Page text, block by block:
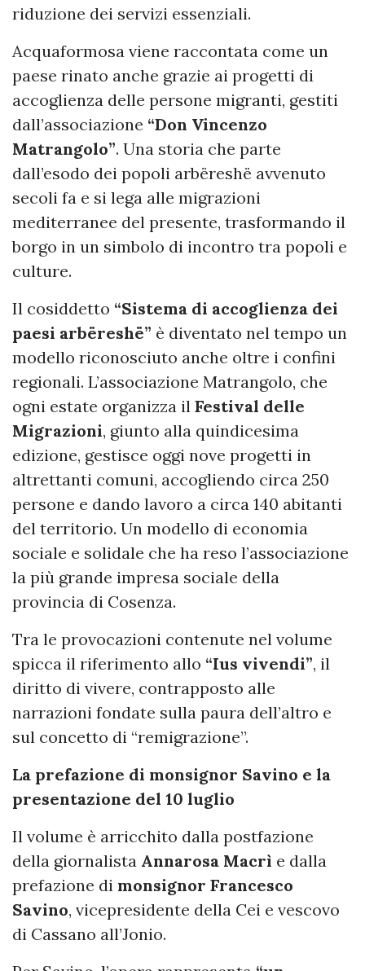
riduzione dei servizi essenziali.
Acquaformosa viene raccontata come un
paese rinato anche grazie ai progetti di
accoglienza delle persone migranti, gestiti
dall’associazione “Don Vincenzo
Matrangolo”. Una storia che parte
dall’esodo dei popoli arbëreshë avvenuto
secoli fa e si lega alle migrazioni
mediterranee del presente, trasformando il
borgo in un simbolo di incontro tra popoli e
culture.
Il cosiddetto “Sistema di accoglienza dei
paesi arbëreshë” è diventato nel tempo un
modello riconosciuto anche oltre i confini
regionali. L’associazione Matrangolo, che
ogni estate organizza il Festival delle
Migrazioni, giunto alla quindicesima
edizione, gestisce oggi nove progetti in
altrettanti comuni, accogliendo circa 250
persone e dando lavoro a circa 140 abitanti
del territorio. Un modello di economia
sociale e solidale che ha reso l’associazione
la più grande impresa sociale della
provincia di Cosenza.
Tra le provocazioni contenute nel volume
spicca il riferimento allo “Ius vivendi”, il
diritto di vivere, contrapposto alle
narrazioni fondate sulla paura dell’altro e
sul concetto di “remigrazione”.
La prefazione di monsignor Savino e la
presentazione del 10 luglio
Il volume è arricchito dalla postfazione
della giornalista Annarosa Macrì e dalla
prefazione di monsignor Francesco
Savino, vicepresidente della Cei e vescovo
di Cassano all’Jonio.